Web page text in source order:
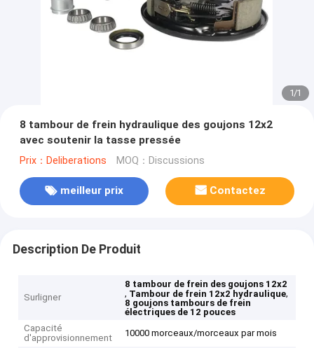
1/1
8 tambour de frein hydraulique des goujons 12x2
avec soutenir la tasse pressée
Prix：Deliberations MOQ：Discussions
meilleur prix Contactez
Description De Produit
Surligner
8 tambour de frein des goujons 12x2
, Tambour de frein 12x2 hydraulique,
8 goujons tambours de frein
électriques de 12 pouces
Capacité
d'approvisionnement
10000 morceaux/morceaux par mois